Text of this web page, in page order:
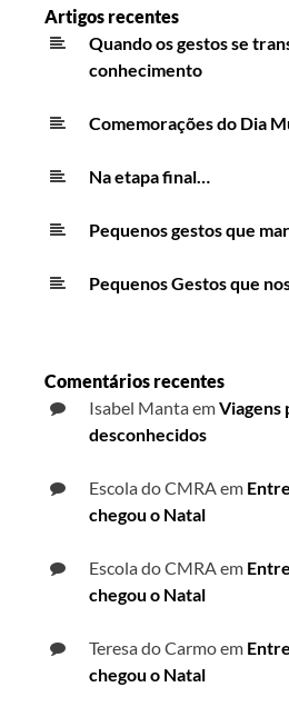
Artigos recentes
Quando os gestos se
conhecimento
Comemorações do Dia
Na etapa final…
Pequenos gestos que
Pequenos Gestos que
Comentários recentes
Isabel MantaemViagens
desconhecidos
Escola do CMRAem
chegou o Natal
Escola do CMRAem
chegou o Natal
Teresa do Carmoem
chegou o Natal